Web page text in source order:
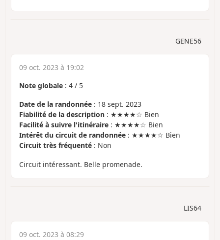
GENE56
09 oct. 2023 à 19:02
Note globale : 4 / 5
Date de la randonnée : 18 sept. 2023
Fiabilité de la description : ★★★★☆ Bien
Facilité à suivre l'itinéraire : ★★★★☆ Bien
Intérêt du circuit de randonnée : ★★★★☆ Bien
Circuit très fréquenté : Non
Circuit intéressant. Belle promenade.
LIS64
09 oct. 2023 à 08:29